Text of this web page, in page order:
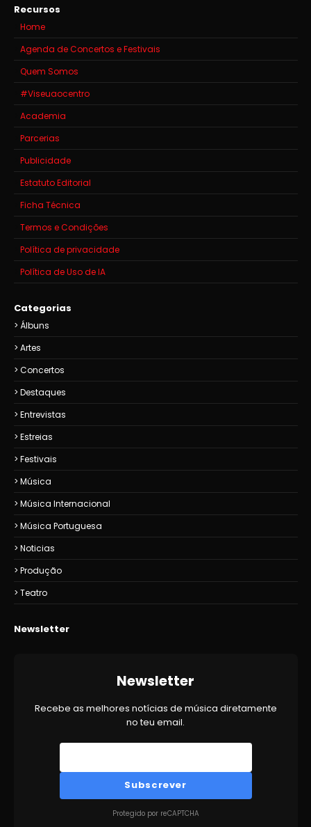
Recursos
Home
Agenda de Concertos e Festivais
Quem Somos
#Viseuaocentro
Academia
Parcerias
Publicidade
Estatuto Editorial
Ficha Técnica
Termos e Condições
Política de privacidade
Política de Uso de IA
Categorias
Álbuns
Artes
Concertos
Destaques
Entrevistas
Estreias
Festivais
Música
Música Internacional
Música Portuguesa
Noticias
Produção
Teatro
Newsletter
Newsletter
Recebe as melhores notícias de música diretamente
no teu email.
Subscrever
Protegido por reCAPTCHA